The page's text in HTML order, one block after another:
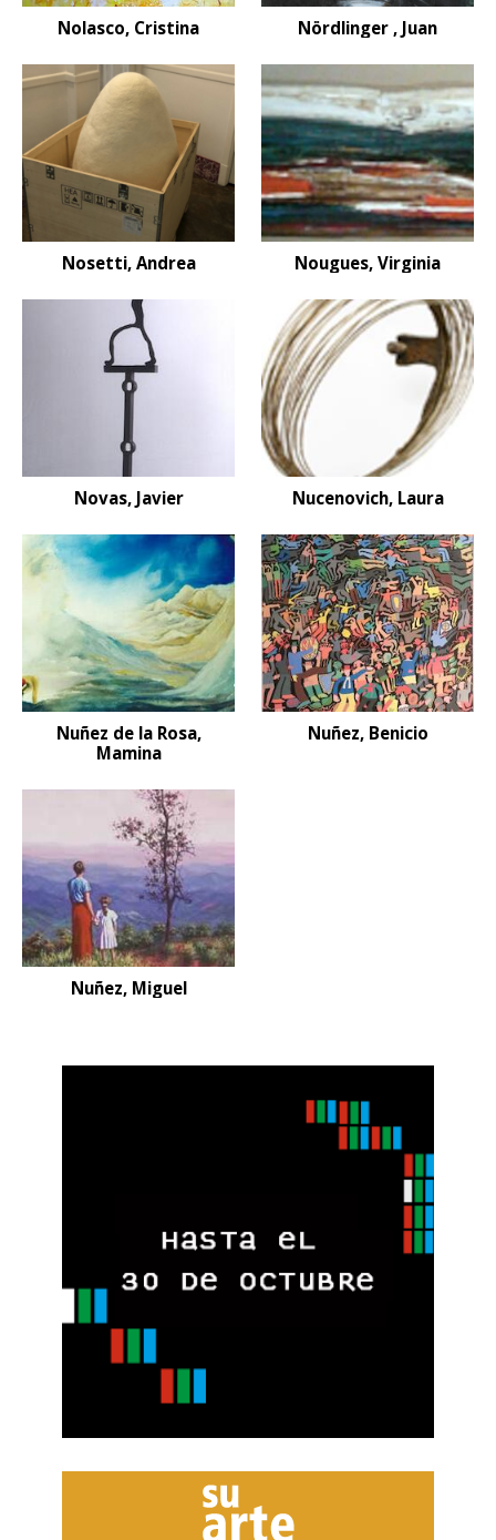
Nolasco, Cristina Nördlinger , Juan
Nosetti, Andrea Nougues, Virginia
Novas, Javier Nucenovich, Laura
Nuñez de la Rosa,
Mamina
Nuñez, Benicio
Nuñez, Miguel